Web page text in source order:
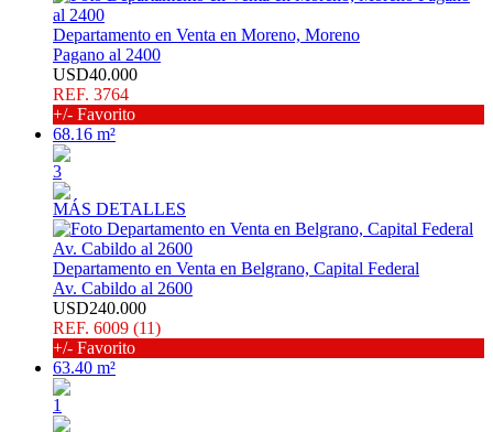
Departamento en Venta en Moreno, Moreno
Pagano al 2400
USD40.000
REF. 3764
+/- Favorito
68.16 m²
3
MÁS DETALLES
Departamento en Venta en Belgrano, Capital Federal
Av. Cabildo al 2600
USD240.000
REF. 6009 (11)
+/- Favorito
63.40 m²
1